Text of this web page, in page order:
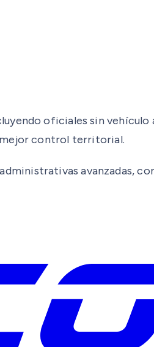
oficiales sin
mejor control territorial.
avanzadas,